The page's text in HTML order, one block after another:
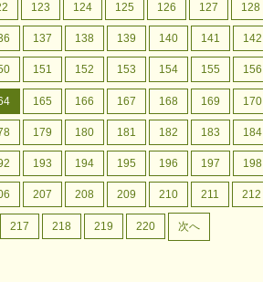
123 124 125 126 127 128
137 138 139 140 141 142
151 152 153 154 155 156
165 166 167 168 169 170
179 180 181 182 183 184
193 194 195 196 197 198
207 208 209 210 211 212
217 218 219 220 次へ